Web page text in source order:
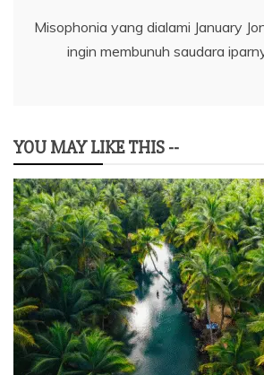
Misophonia yang dialami January
ingin membunuh saudara
YOU MAY LIKE THIS --